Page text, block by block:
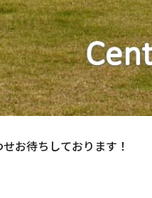
お待ちしております！